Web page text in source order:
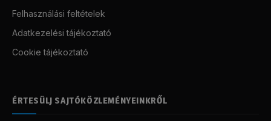
Felhasználási feltételek
Adatkezelési tájékoztató
Cookie tájékoztató
ÉRTESÜLJ SAJTÓKÖZLEMÉNYEINKRŐL